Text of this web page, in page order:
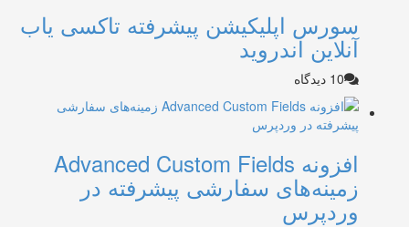
سورس اپلیکیشن پیشرفته تاکسی یاب
آنلاین اندروید
10 دیدگاه
افزونه Advanced Custom Fields
زمینه‌های سفارشی پیشرفته در
وردپرس